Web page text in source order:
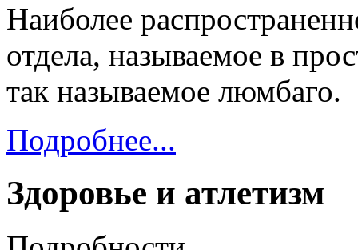
Наиболее
отдела, называемое в
так называемое люмбаго.
Подробнее...
Здоровье и атлетизм